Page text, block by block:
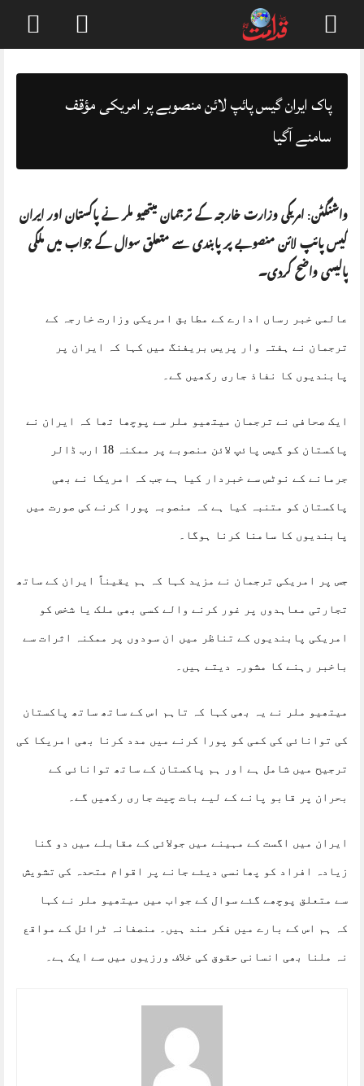
content
پاک ایران گیس پائپ لائن منصوبے پر امریکی مؤقف
سامنے آگیا
واشنگٹن: امریکی وزارت خارجہ کے ترجمان میتھیو ملر نے پاکستان اور ایران
گیس پائپ لائن منصوبے پر پابندی سے متعلق سوال کے جواب میں ملکی
پالیسی واضح کردی۔
عالمی خبر رساں ادارے کے مطابق امریکی وزارت خارجہ کے
ترجمان نے ہفتہ وار پریس بریفنگ میں کہا کہ ایران پر
پابندیوں کا نفاذ جاری رکھیں گے۔
ایک صحافی نے ترجمان میتھیو ملر سے پوچھا تھا کہ ایران نے
پاکستان کو گیس پائپ لائن منصوبے پر ممکنہ 18 ارب ڈالر
جرمانے کے نوٹس سے خبردار کیا ہے جب کہ امریکا نے بھی
پاکستان کو متنبہ کیا ہے کہ منصوبہ پورا کرنے کی صورت میں
پابندیوں کا سامنا کرنا ہوگا۔
جس پر امریکی ترجمان نے مزید کہا کہ ہم یقیناً ایران کے ساتھ
تجارتی معاہدوں پر غور کرنے والے کسی بھی ملک یا شخص کو
امریکی پابندیوں کے تناظر میں ان سودوں پر ممکنہ اثرات سے
باخبر رہنے کا مشورہ دیتے ہیں۔
میتھیو ملر نے یہ بھی کہا کہ تاہم اس کے ساتھ ساتھ پاکستان
کی توانائی کی کمی کو پورا کرنے میں مدد کرنا بھی امریکا کی
ترجیح میں شامل ہے اور ہم پاکستان کے ساتھ توانائی کے
بحران پر قابو پانے کے لیے بات چیت جاری رکھیں گے۔
ایران میں اگست کے مہینے میں جولائی کے مقابلے میں دو گنا
زیادہ افراد کو پھانسی دیئے جانے پر اقوام متحدہ کی تشویش
سے متعلق پوچھے گئے سوال کے جواب میں میتھیو ملر نے کہا
کہ ہم اس کے بارے میں فکر مند ہیں۔ منصفانہ ٹرائل کے مواقع
نہ ملنا بھی انسانی حقوق کی خلاف ورزیوں میں سے ایک ہے۔